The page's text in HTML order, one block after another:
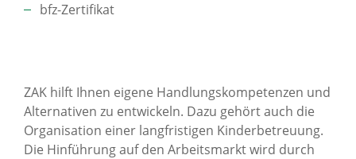
bfz-Zertifikat
ZAK hilft Ihnen eigene Handlungskompetenzen und
Alternativen zu entwickeln. Dazu gehört auch die
Organisation einer langfristigen Kinderbetreuung.
Die Hinführung auf den Arbeitsmarkt wird durch